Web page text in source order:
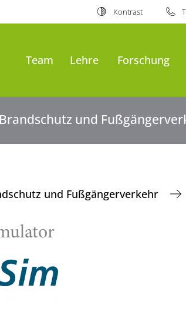
Kontrast
Team Lehre Forschung
und
und Fußgängerverkehr